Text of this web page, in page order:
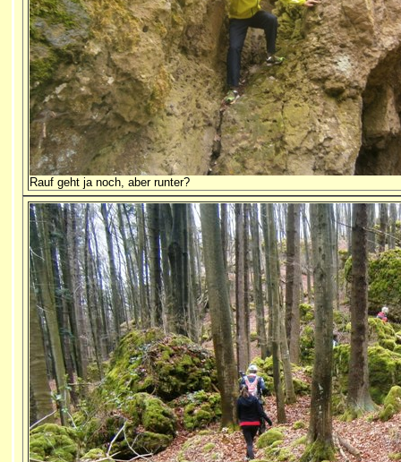
Rauf geht ja noch, aber runter?